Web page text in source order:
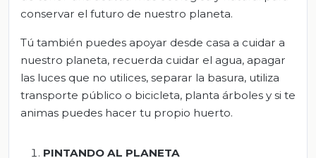
conservar el futuro de nuestro planeta.
Tú también puedes apoyar desde casa a cuidar a
nuestro planeta, recuerda cuidar el agua, apagar
las luces que no utilices, separar la basura, utiliza
transporte público o bicicleta, planta árboles y si te
animas puedes hacer tu propio huerto.
PINTANDO AL PLANETA